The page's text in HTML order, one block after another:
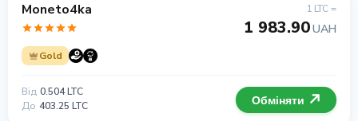
Moneto4ka
Gold
1 LTC =
1 983.90UAH
Від 0.504 LTC
До 403.25 LTC Обміняти